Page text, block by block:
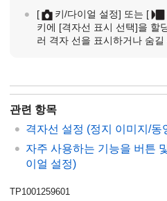
[ 키/다이얼 설정] 또는 [
키에 [격자선 표시 선택]을 할
러 격자 선을 표시하거나 숨길
관련 항목
격자선 설정 (정지 이미지/동
자주 사용하는 기능을 버튼
이얼 설정)
TP1001259601